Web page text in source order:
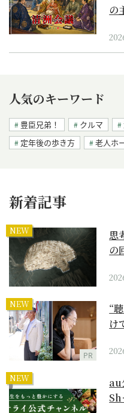
の
人気のキーワード
豊臣兄弟！ クルマ
定年後の歩き方
老人ホ
新着記事
NEW
思
の
NEW
PR
“
け
NEW
au